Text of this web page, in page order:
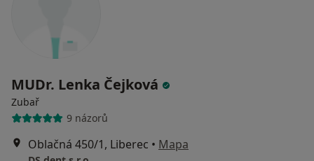
MUDr. Lenka Čejková
Zubař
9 názorů
Oblačná 450/1, Liberec • Mapa